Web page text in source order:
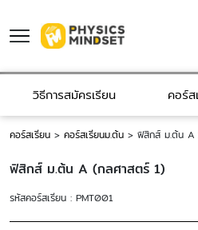
วิธีการสมัครเรียน คอร์ส
คอร์สเรียน > คอร์สเรียนม.ต้น > ฟิสิกส์ ม.ต้น A
ฟิสิกส์ ม.ต้น A (กลศาสตร์ 1)
รหัสคอร์สเรียน : PMT001